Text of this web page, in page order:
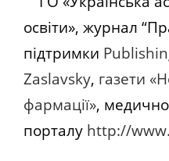
освіти», журнал
підтримки
Zaslavsky, газети
фармації»,
порталу http://